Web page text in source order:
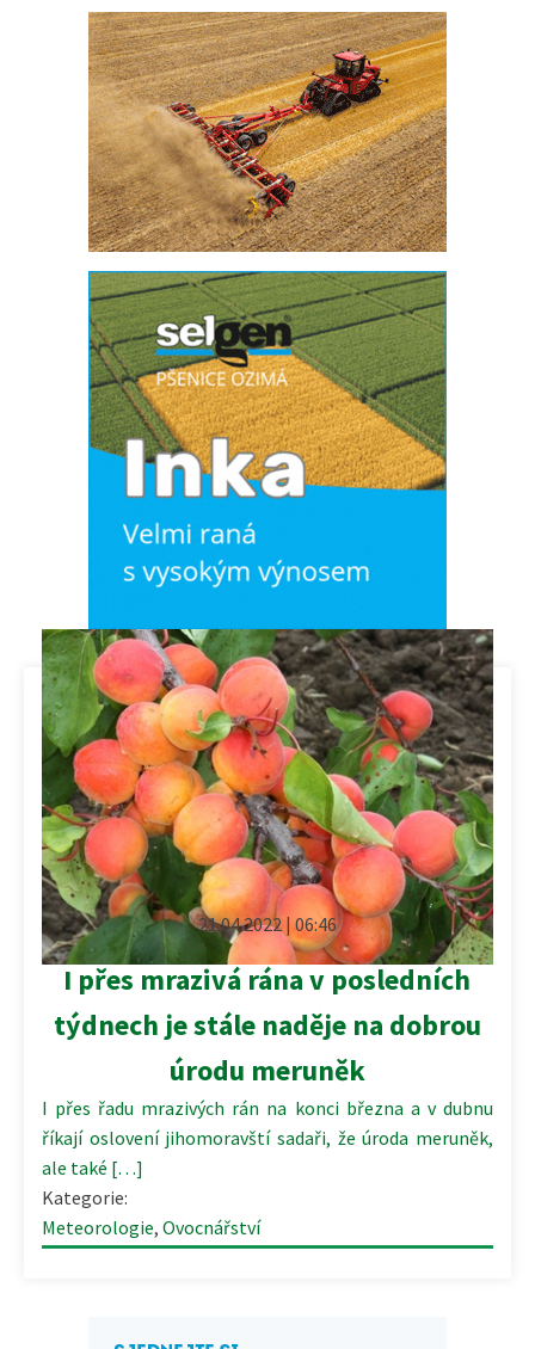
21.04.2022 | 06:46
I přes mrazivá rána v posledních
týdnech je stále naděje na dobrou
úrodu meruněk
I přes řadu mrazivých rán na konci března a v dubnu
říkají oslovení jihomoravští sadaři, že úroda meruněk,
ale také […]
Kategorie:
Meteorologie, Ovocnářství